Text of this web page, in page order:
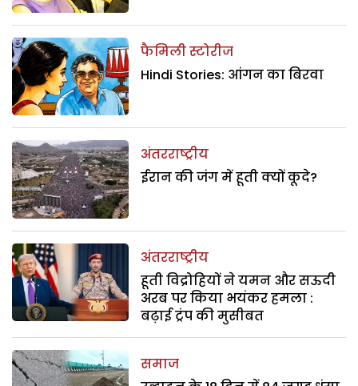
फैमिली स्टोरीज
Hindi Stories: आंगन का बिरवा
अंतरराष्ट्रीय
ईरान की जंग में हूती क्यों कूदे?
अंतरराष्ट्रीय
हूती विद्रोहियों ने यमन और सऊदी
अरब पर किया भयंकर हमला :
बढ़ाई ट्रंप की मुसीबत
समाज